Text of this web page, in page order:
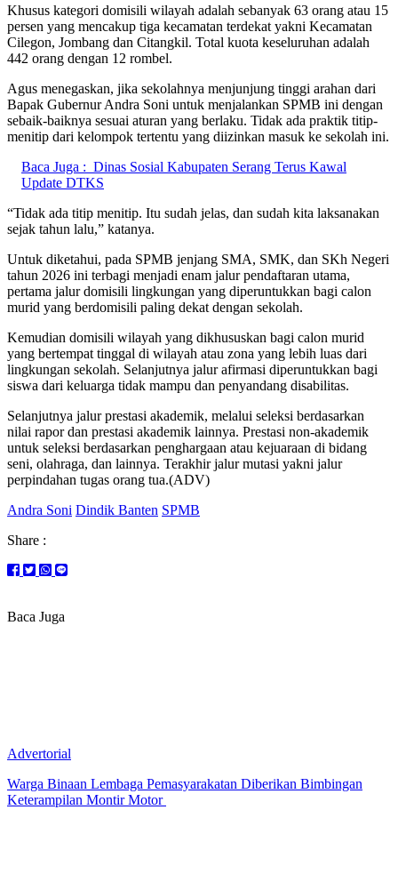
Khusus kategori domisili wilayah adalah sebanyak 63 orang atau 15
persen yang mencakup tiga kecamatan terdekat yakni Kecamatan
Cilegon, Jombang dan Citangkil. Total kuota keseluruhan adalah
442 orang dengan 12 rombel.
Agus menegaskan, jika sekolahnya menjunjung tinggi arahan dari
Bapak Gubernur Andra Soni untuk menjalankan SPMB ini dengan
sebaik-baiknya sesuai aturan yang berlaku. Tidak ada praktik titip-
menitip dari kelompok tertentu yang diizinkan masuk ke sekolah ini.
Baca Juga : Dinas Sosial Kabupaten Serang Terus Kawal
Update DTKS
“Tidak ada titip menitip. Itu sudah jelas, dan sudah kita laksanakan
sejak tahun lalu,” katanya.
Untuk diketahui, pada SPMB jenjang SMA, SMK, dan SKh Negeri
tahun 2026 ini terbagi menjadi enam jalur pendaftaran utama,
pertama jalur domisili lingkungan yang diperuntukkan bagi calon
murid yang berdomisili paling dekat dengan sekolah.
Kemudian domisili wilayah yang dikhususkan bagi calon murid
yang bertempat tinggal di wilayah atau zona yang lebih luas dari
lingkungan sekolah. Selanjutnya jalur afirmasi diperuntukkan bagi
siswa dari keluarga tidak mampu dan penyandang disabilitas.
Selanjutnya jalur prestasi akademik, melalui seleksi berdasarkan
nilai rapor dan prestasi akademik lainnya. Prestasi non-akademik
untuk seleksi berdasarkan penghargaan atau kejuaraan di bidang
seni, olahraga, dan lainnya. Terakhir jalur mutasi yakni jalur
perpindahan tugas orang tua.(ADV)
Andra Soni Dindik Banten SPMB
Share :
Baca Juga
Advertorial
Warga Binaan Lembaga Pemasyarakatan Diberikan Bimbingan
Keterampilan Montir Motor